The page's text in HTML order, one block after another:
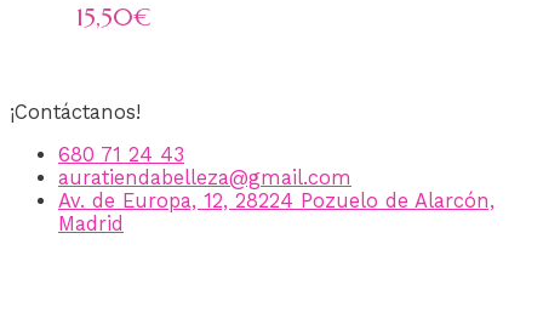
15,50€
¡Contáctanos!
680 71 24 43
auratiendabelleza@gmail.com
Av. de Europa, 12, 28224 Pozuelo de Alarcón,
Madrid